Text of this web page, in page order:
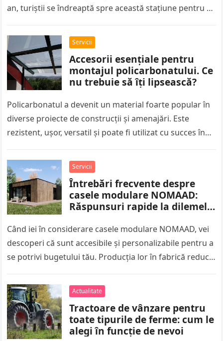
an, turiștii se îndreaptă spre această stațiune pentru a
Servicii
Accesorii esențiale pentru
montajul policarbonatului. Ce
nu trebuie să îți lipsească?
Policarbonatul a devenit un material foarte popular în
diverse proiecte de construcții și amenajări. Este
rezistent, ușor, versatil și poate fi utilizat cu succes în
Servicii
Întrebări frecvente despre
casele modulare NOMAAD:
Răspunsuri rapide la dilemele
Când iei în considerare casele modulare NOMAAD, vei
descoperi că sunt accesibile și personalizabile pentru a
se potrivi bugetului tău. Producția lor în fabrică reduce
Actualitate
Tractoare de vânzare pentru
toate tipurile de ferme: cum le
alegi în funcție de nevoi